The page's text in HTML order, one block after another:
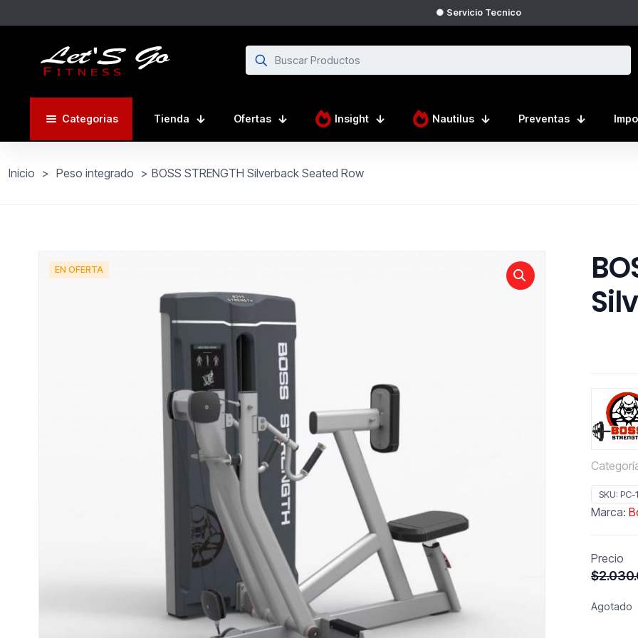
● Servicio Tecnico
Categorias Tienda Ofertas Insight Nautilus Preventas
Inicio > Peso integrado > BOSS STRENGTH Silverback Seated Row
EN OFERTA
SKU: PC-
Marca:
Precio
$
Agotado